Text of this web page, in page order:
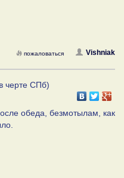
Vishniak
пожаловаться
черте СПб)
обеда, безмотылам, как